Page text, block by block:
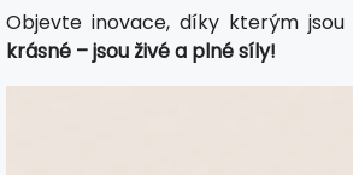
Objevte inovace, díky kterým jsou
krásné – jsou živé a plné síly!